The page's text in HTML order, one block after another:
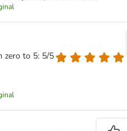
zero to 5: 5/5